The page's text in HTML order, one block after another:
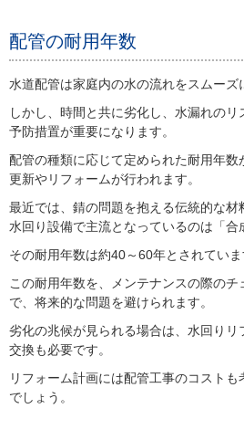
配管の耐用年数
水道配管は家庭内の水の流れをスムーズ
しかし、時間と共に劣化し、水漏れの
予防措置が重要になります。
配管の種類に応じて定められた耐用年数
更新やリフォームが行われます。
最近では、錆の問題を抱える伝統的な材
水回り設備で主流となっているのは「合
その耐用年数は約40～60年とされていま
この耐用年数を、メンテナンスの際のチ
で、将来的な問題を避けられます。
劣化の兆候が見られる場合は、水回り
交換も必要です。
リフォーム計画には配管工事のコスト
でしょう。